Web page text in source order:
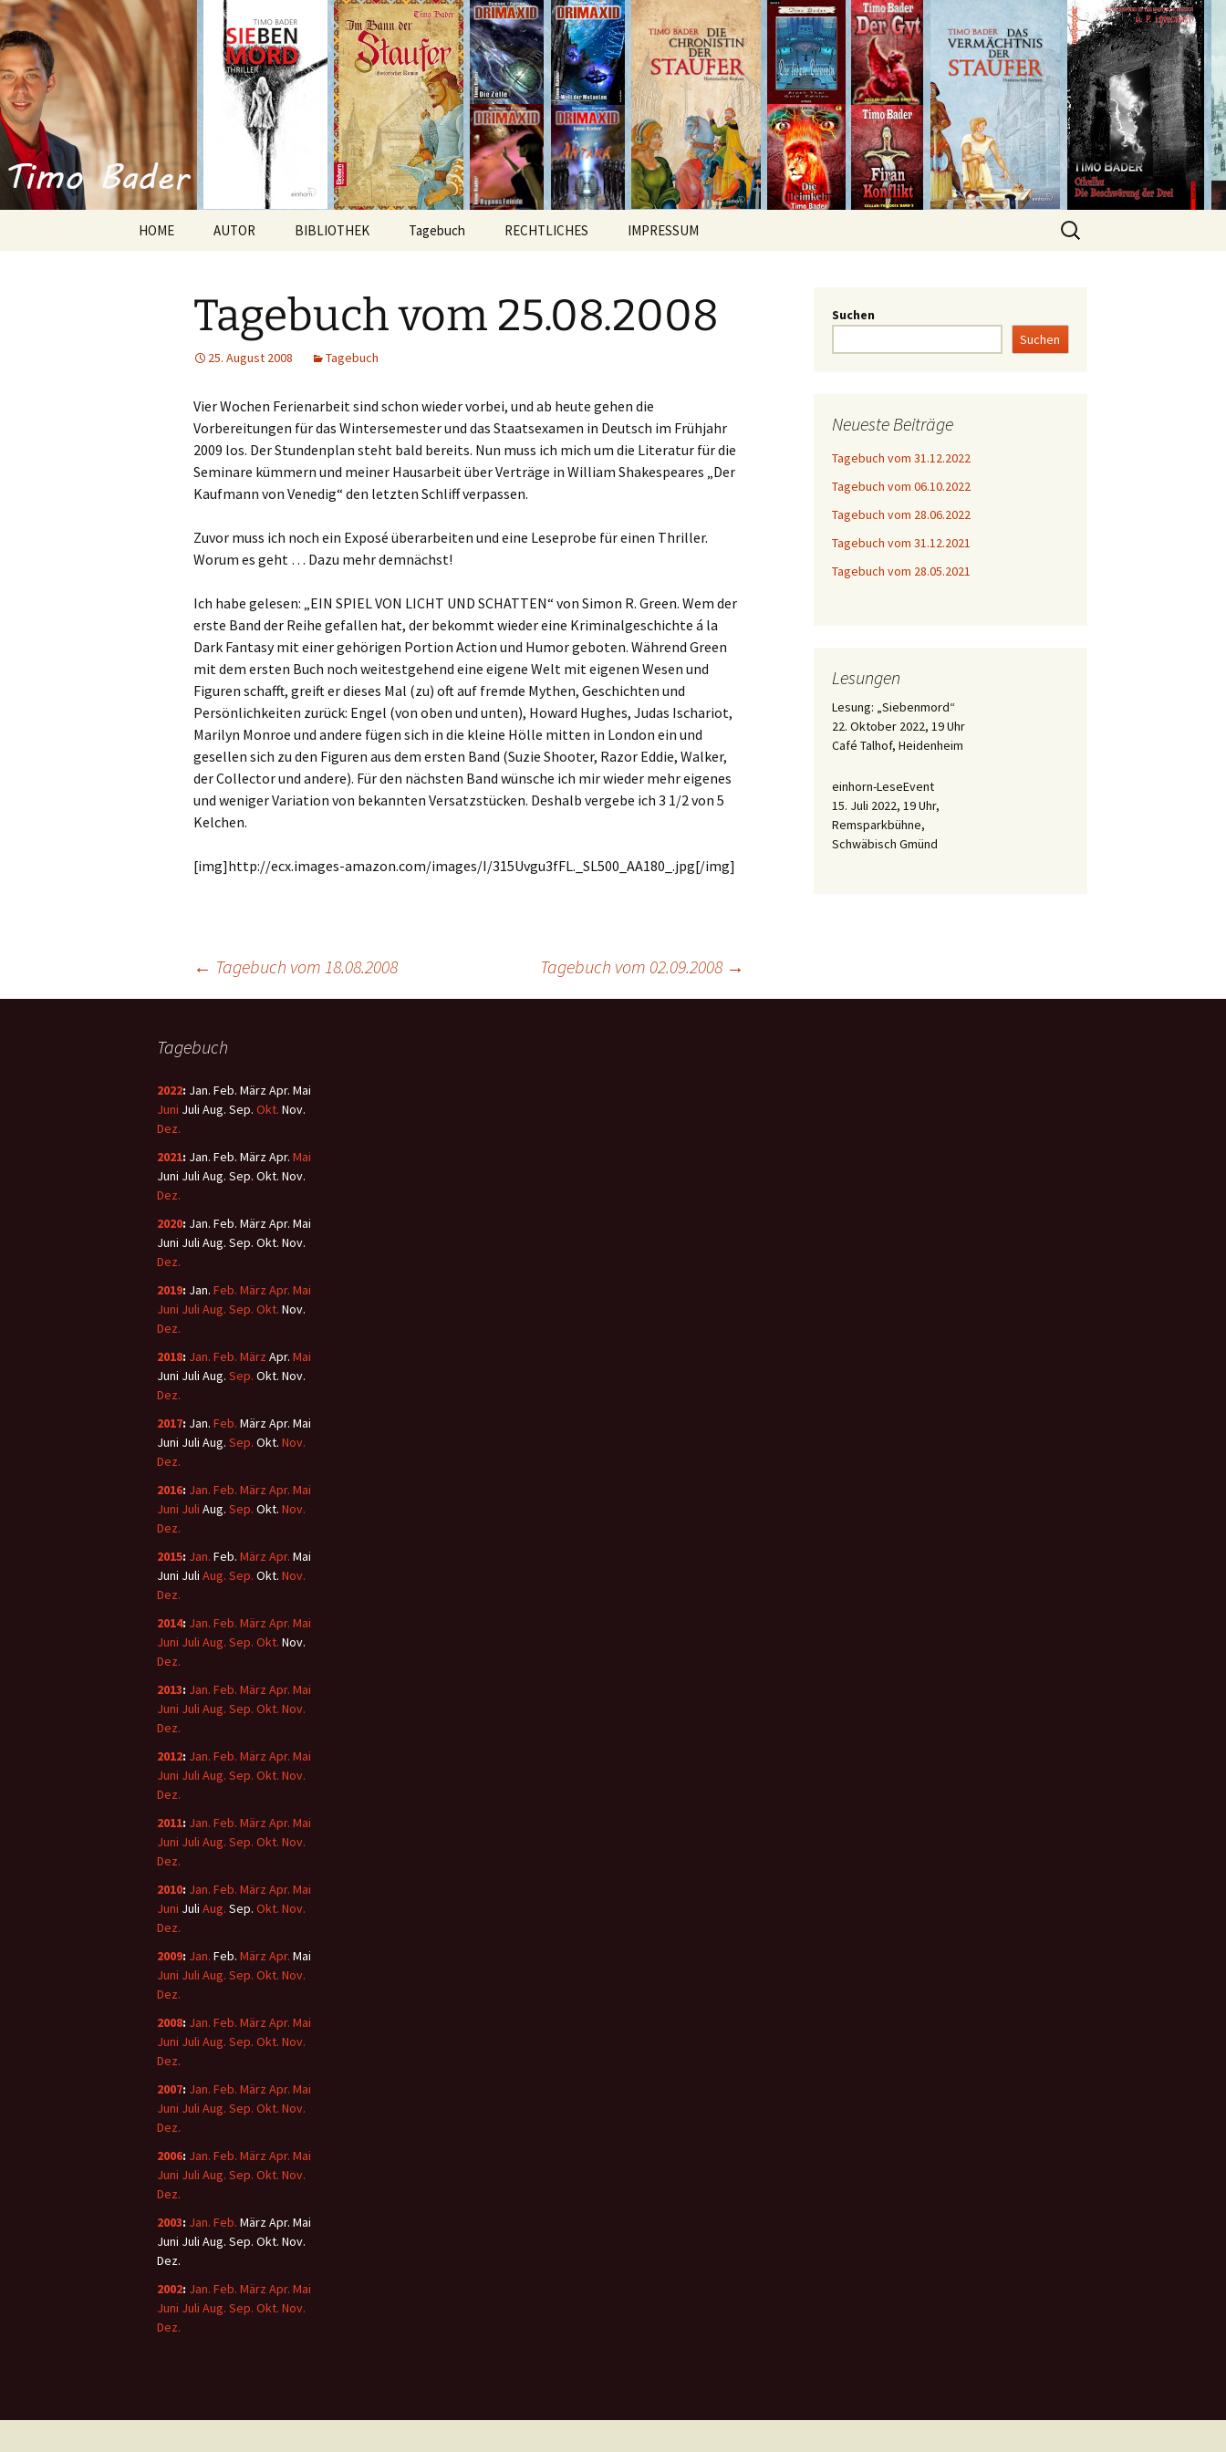
Timo Bader
Willkommen im Reich der Geschichten
HOME AUTOR BIBLIOTHEK
Anthologien
Kurzgeschichten
Tagebuch RECHTLICHES IMPRESSUM
Tagebuch vom 25.08.2008
25. August 2008 Tagebuch
Vier Wochen Ferienarbeit sind schon wieder vorbei, und ab heute gehen die
Vorbereitungen für das Wintersemester und das Staatsexamen in Deutsch im Frühjahr
2009 los. Der Stundenplan steht bald bereits. Nun muss ich mich um die Literatur für die
Seminare kümmern und meiner Hausarbeit über Verträge in William Shakespeares „Der
Kaufmann von Venedig“ den letzten Schliff verpassen.
Zuvor muss ich noch ein Exposé überarbeiten und eine Leseprobe für einen Thriller.
Worum es geht … Dazu mehr demnächst!
Ich habe gelesen: „EIN SPIEL VON LICHT UND SCHATTEN“ von Simon R. Green. Wem der
erste Band der Reihe gefallen hat, der bekommt wieder eine Kriminalgeschichte á la
Dark Fantasy mit einer gehörigen Portion Action und Humor geboten. Während Green
mit dem ersten Buch noch weitestgehend eine eigene Welt mit eigenen Wesen und
Figuren schafft, greift er dieses Mal (zu) oft auf fremde Mythen, Geschichten und
Persönlichkeiten zurück: Engel (von oben und unten), Howard Hughes, Judas Ischariot,
Marilyn Monroe und andere fügen sich in die kleine Hölle mitten in London ein und
gesellen sich zu den Figuren aus dem ersten Band (Suzie Shooter, Razor Eddie, Walker,
der Collector und andere). Für den nächsten Band wünsche ich mir wieder mehr eigenes
und weniger Variation von bekannten Versatzstücken. Deshalb vergebe ich 3 1/2 von 5
Kelchen.
[img]http://ecx.images-amazon.com/images/I/315Uvgu3fFL._SL500_AA180_.jpg[/img]
← Tagebuch vom 18.08.2008 Tagebuch vom 02.09.2008 →
Suchen
Suchen
Neueste Beiträge
Tagebuch vom 31.12.2022
Tagebuch vom 06.10.2022
Tagebuch vom 28.06.2022
Tagebuch vom 31.12.2021
Tagebuch vom 28.05.2021
Lesungen
Lesung: „Siebenmord“
22. Oktober 2022, 19 Uhr
Café Talhof, Heidenheim
einhorn-LeseEvent
15. Juli 2022, 19 Uhr,
Remsparkbühne,
Schwäbisch Gmünd
Tagebuch
2022: Jan. Feb. MärzApr. Mai
Juni Juli Aug. Sep. Okt. Nov.
Dez.
2021: Jan. Feb. MärzApr. Mai
Juni Juli Aug. Sep. Okt. Nov.
Dez.
2020: Jan. Feb. MärzApr. Mai
Juni Juli Aug. Sep. Okt. Nov.
Dez.
2019: Jan. Feb. März Apr. Mai
Juni Juli Aug. Sep. Okt. Nov.
Dez.
2018: Jan. Feb. März Apr. Mai
Juni Juli Aug. Sep. Okt. Nov.
Dez.
2017: Jan. Feb. MärzApr. Mai
Juni Juli Aug. Sep. Okt. Nov.
Dez.
2016: Jan. Feb. März Apr. Mai
Juni Juli Aug. Sep. Okt. Nov.
Dez.
2015: Jan. Feb. März Apr. Mai
Juni Juli Aug. Sep. Okt. Nov.
Dez.
2014: Jan. Feb. März Apr. Mai
Juni Juli Aug. Sep. Okt. Nov.
Dez.
2013: Jan. Feb. März Apr. Mai
Juni Juli Aug. Sep. Okt. Nov.
Dez.
2012: Jan. Feb. März Apr. Mai
Juni Juli Aug. Sep. Okt. Nov.
Dez.
2011: Jan. Feb. März Apr. Mai
Juni Juli Aug. Sep. Okt. Nov.
Dez.
2010: Jan. Feb. März Apr. Mai
Juni Juli Aug. Sep. Okt. Nov.
Dez.
2009: Jan. Feb. März Apr. Mai
Juni Juli Aug. Sep. Okt. Nov.
Dez.
2008: Jan. Feb. März Apr. Mai
Juni Juli Aug. Sep. Okt. Nov.
Dez.
2007: Jan. Feb. März Apr. Mai
Juni Juli Aug. Sep. Okt. Nov.
Dez.
2006: Jan. Feb. März Apr. Mai
Juni Juli Aug. Sep. Okt. Nov.
Dez.
2003: Jan. Feb. MärzApr. Mai
Juni Juli Aug. Sep. Okt. Nov.
Dez.
2002: Jan. Feb. März Apr. Mai
Juni Juli Aug. Sep. Okt. Nov.
Dez.